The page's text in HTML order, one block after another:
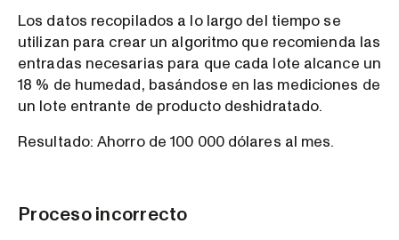
Los datos recopilados a lo largo del tiempo se
utilizan para crear un algoritmo que recomienda las
entradas necesarias para que cada lote alcance un
18 % de humedad, basándose en las mediciones de
un lote entrante de producto deshidratado.
Resultado: Ahorro de 100 000 dólares al mes.
Proceso incorrecto